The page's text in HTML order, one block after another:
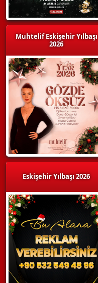
Muhtelif Eskişehir Yılbaşı
2026
Eskişehir Yılbaşı 2026